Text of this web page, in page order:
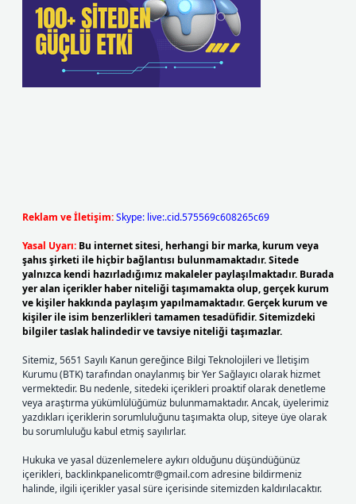
Reklam ve İletişim:Skype: live:.cid.575569c608265c69
Yasal Uyarı: Bu internet sitesi, herhangi bir marka, kurum veya
şahıs şirketi ile hiçbir bağlantısı bulunmamaktadır. Sitede
yalnızca kendi hazırladığımız makaleler paylaşılmaktadır. Burada
yer alan içerikler haber niteliği taşımamakta olup, gerçek kurum
ve kişiler hakkında paylaşım yapılmamaktadır. Gerçek kurum ve
kişiler ile isim benzerlikleri tamamen tesadüfidir. Sitemizdeki
bilgiler taslak halindedir ve tavsiye niteliği taşımazlar.
Sitemiz, 5651 Sayılı Kanun gereğince Bilgi Teknolojileri ve İletişim
Kurumu (BTK) tarafından onaylanmış bir Yer Sağlayıcı olarak hizmet
vermektedir. Bu nedenle, sitedeki içerikleri proaktif olarak denetleme
veya araştırma yükümlülüğümüz bulunmamaktadır. Ancak, üyelerimiz
yazdıkları içeriklerin sorumluluğunu taşımakta olup, siteye üye olarak
bu sorumluluğu kabul etmiş sayılırlar.
Hukuka ve yasal düzenlemelere aykırı olduğunu düşündüğünüz
içerikleri, backlinkpanelicomtr@gmail.comadresine bildirmeniz
halinde, ilgili içerikler yasal süre içerisinde sitemizden kaldırılacaktır.